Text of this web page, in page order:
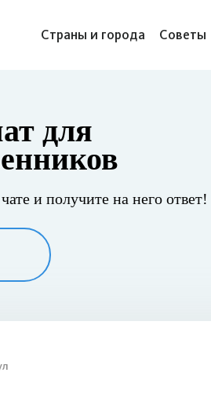
Страны и города Советы
для
и получите на него ответ!